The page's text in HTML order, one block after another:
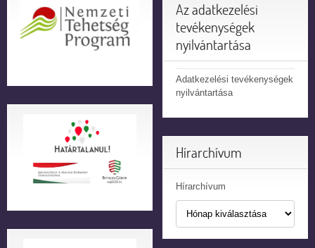
Az adatkezelési
tevékenységek
nyilvántartása
Adatkezelési tevékenységek
nyilvántartása
Hírarchívum
Hírarchívum